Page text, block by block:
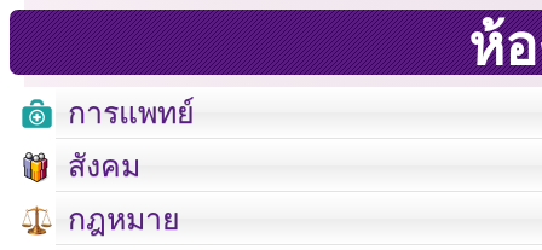
ห้
การแพทย์
สังคม
กฎหมาย